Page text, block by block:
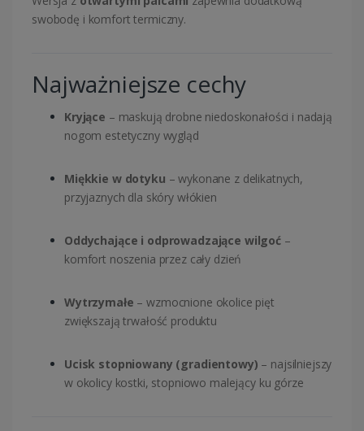
swobodę i komfort termiczny.
Najważniejsze cechy
Kryjące – maskują drobne niedoskonałości i nadają
nogom estetyczny wygląd
Miękkie w dotyku – wykonane z delikatnych,
przyjaznych dla skóry włókien
Oddychające i odprowadzające wilgoć–
komfort noszenia przez cały dzień
Wytrzymałe – wzmocnione okolice pięt
zwiększają trwałość produktu
Ucisk stopniowany (gradientowy) – najsilniejszy
w okolicy kostki, stopniowo malejący ku górze